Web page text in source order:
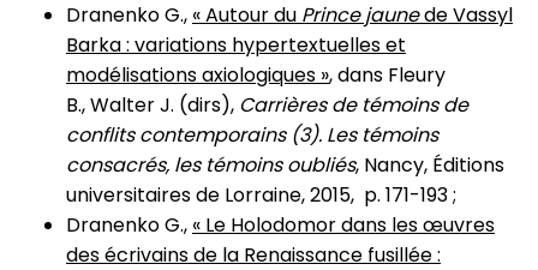
Dranenko G., « Autour du Prince jaunede Vassyl
Barka : variations hypertextuelles et
modélisations axiologiques », dans Fleury
B., Walter J. (dirs), Carrières de témoins de
conflits contemporains (3). Les témoins
consacrés, les témoins oubliés, Nancy, Éditions
universitaires de Lorraine, 2015, p. 171-193 ;
Dranenko G., « Le Holodomor dans les œuvres
des écrivains de la Renaissance fusillée :